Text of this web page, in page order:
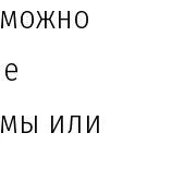
или